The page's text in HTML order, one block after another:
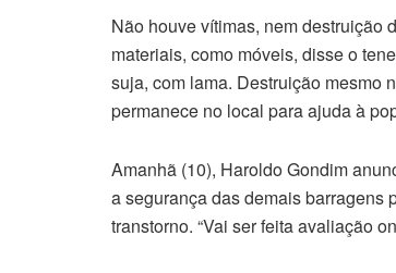
Não houve vítimas, nem destruição
materiais, como móveis, disse o
suja, com lama. Destruição mesmo
permanece no local para ajuda à
Amanhã (10), Haroldo Gondim
a segurança das demais barragens
transtorno. “Vai ser feita avaliação